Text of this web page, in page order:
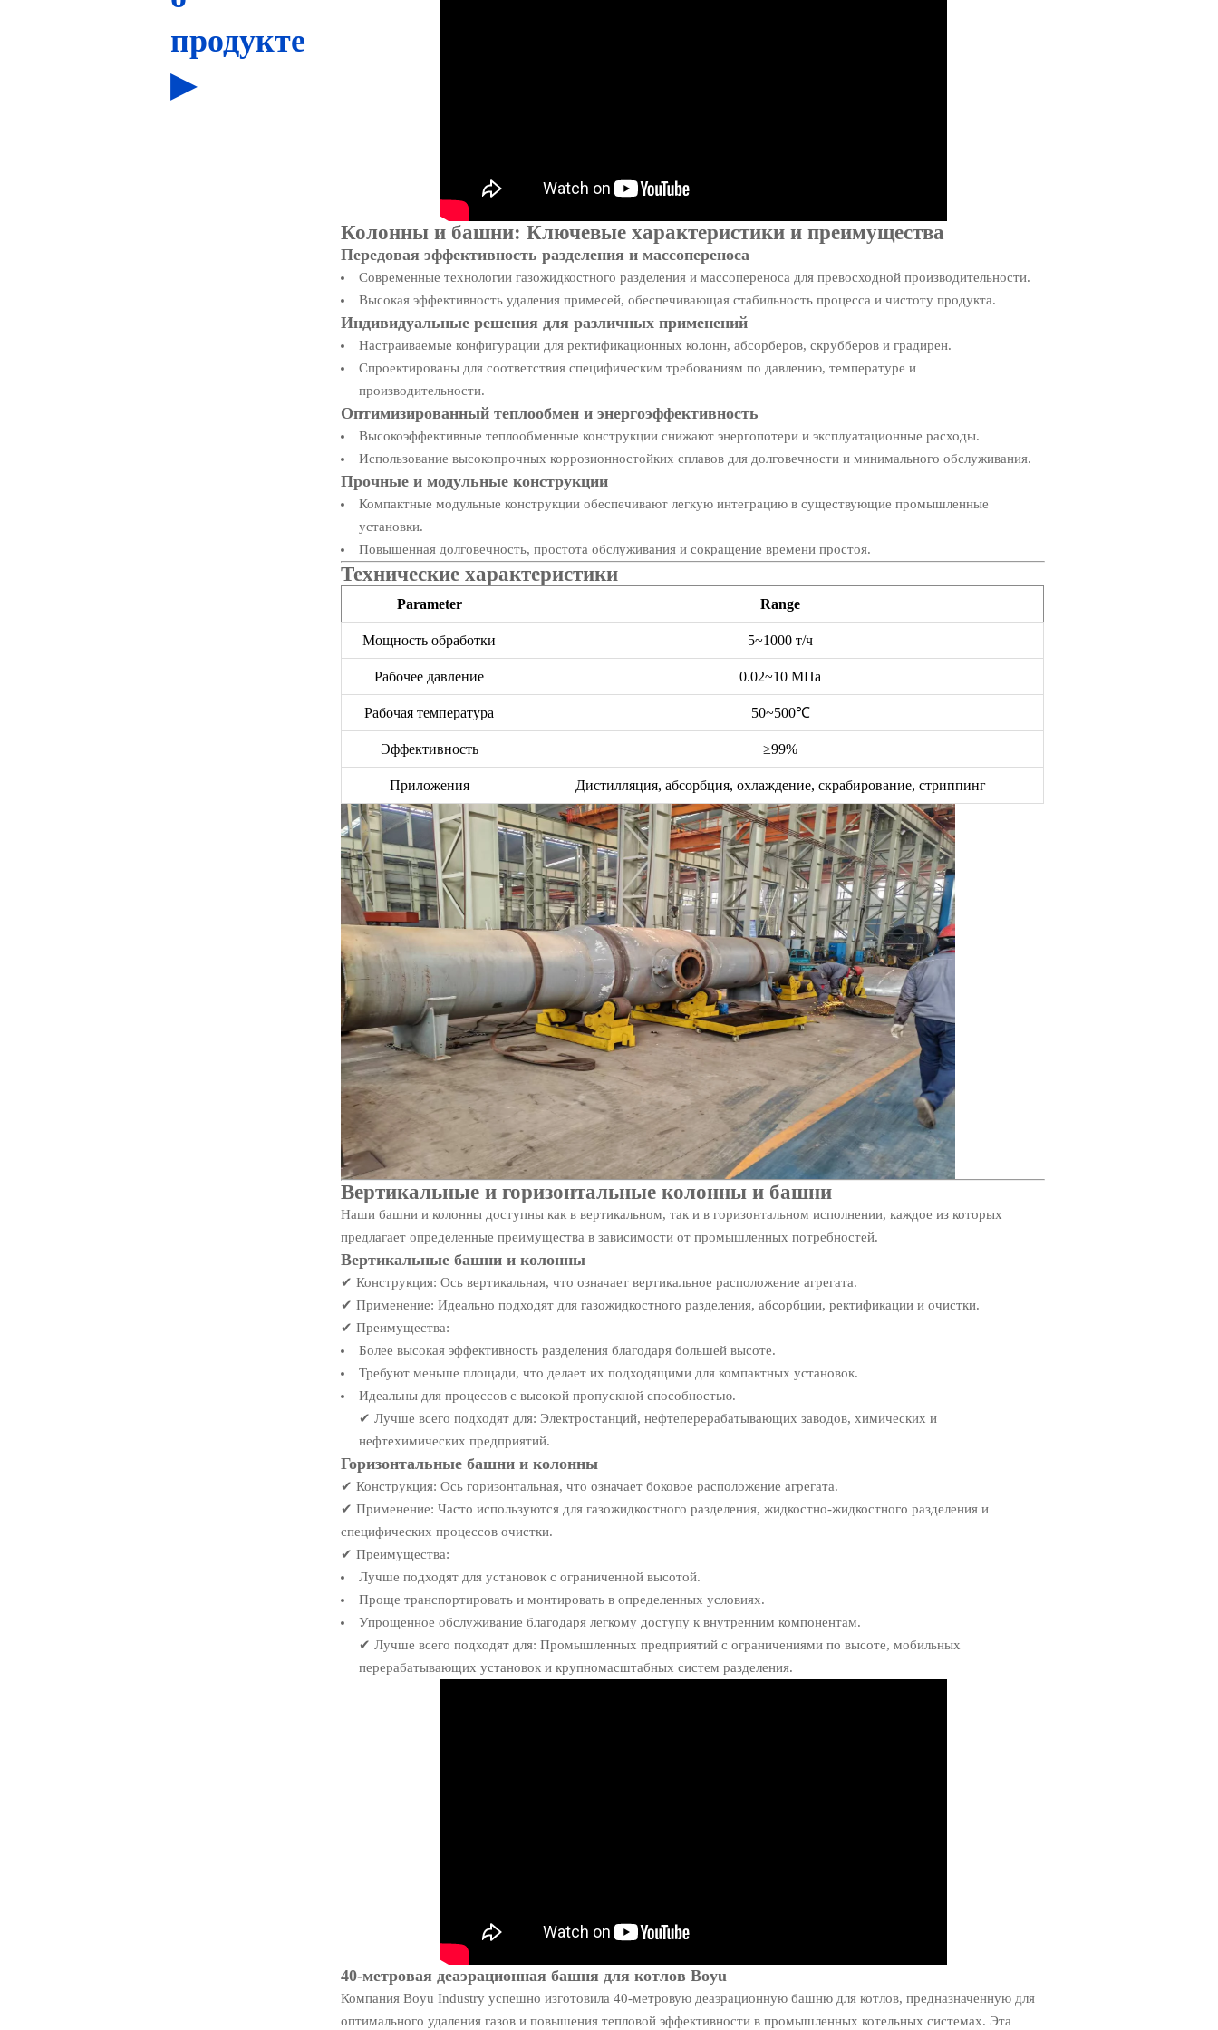
продукте
▶
Колонны и башни: Ключевые характеристики и преимущества
Передовая эффективность разделения и массопереноса
Современные технологии газожидкостного разделения и массопереноса для превосходной производительности.
Высокая эффективность удаления примесей, обеспечивающая стабильность процесса и чистоту продукта.
Индивидуальные решения для различных применений
Настраиваемые конфигурации для ректификационных колонн, абсорберов, скрубберов и градирен.
Спроектированы для соответствия специфическим требованиям по давлению, температуре и
производительности.
Оптимизированный теплообмен и энергоэффективность
Высокоэффективные теплообменные конструкции снижают энергопотери и эксплуатационные расходы.
Использование высокопрочных коррозионностойких сплавов для долговечности и минимального обслуживания.
Прочные и модульные конструкции
Компактные модульные конструкции обеспечивают легкую интеграцию в существующие промышленные
установки.
Повышенная долговечность, простота обслуживания и сокращение времени простоя.
Технические характеристики
Parameter Range
Мощность обработки 5~1000 т/ч
Рабочее давление 0.02~10 МПа
Рабочая температура 50~500℃
Эффективность ≥99%
Приложения Дистилляция, абсорбция, охлаждение, скрабирование, стриппинг
Вертикальные и горизонтальные колонны и башни
Наши башни и колонны доступны как в вертикальном, так и в горизонтальном исполнении, каждое из которых
предлагает определенные преимущества в зависимости от промышленных потребностей.
Вертикальные башни и колонны
✔ Конструкция: Ось вертикальная, что означает вертикальное расположение агрегата.
✔ Применение: Идеально подходят для газожидкостного разделения, абсорбции, ректификации и очистки.
✔ Преимущества:
Более высокая эффективность разделения благодаря большей высоте.
Требуют меньше площади, что делает их подходящими для компактных установок.
Идеальны для процессов с высокой пропускной способностью.
✔ Лучше всего подходят для: Электростанций, нефтеперерабатывающих заводов, химических и
нефтехимических предприятий.
Горизонтальные башни и колонны
✔ Конструкция: Ось горизонтальная, что означает боковое расположение агрегата.
✔ Применение: Часто используются для газожидкостного разделения, жидкостно-жидкостного разделения и
специфических процессов очистки.
✔ Преимущества:
Лучше подходят для установок с ограниченной высотой.
Проще транспортировать и монтировать в определенных условиях.
Упрощенное обслуживание благодаря легкому доступу к внутренним компонентам.
✔ Лучше всего подходят для: Промышленных предприятий с ограничениями по высоте, мобильных
перерабатывающих установок и крупномасштабных систем разделения.
40-метровая деаэрационная башня для котлов Boyu
Компания Boyu Industry успешно изготовила 40-метровую деаэрационную башню для котлов, предназначенную для
оптимального удаления газов и повышения тепловой эффективности в промышленных котельных системах. Эта